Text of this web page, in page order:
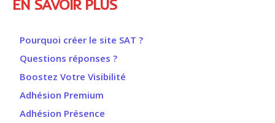
EN SAVOIR PLUS
Pourquoi créer le site SAT ?
Questions réponses ?
Boostez Votre Visibilité
Adhésion Premium
Adhésion Présence